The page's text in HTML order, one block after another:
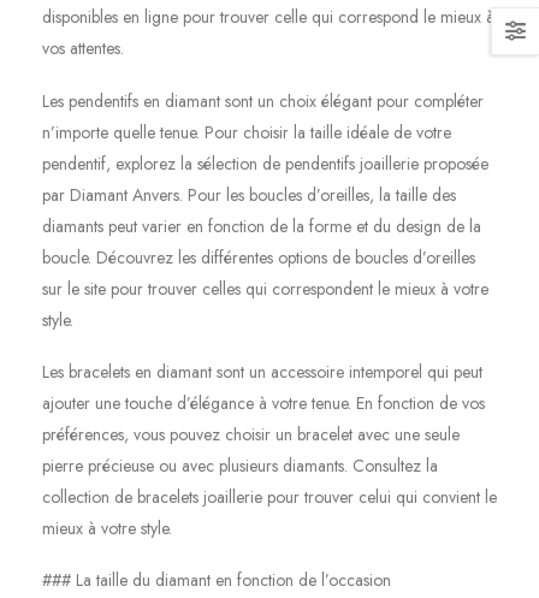
disponibles en ligne pour trouver celle qui correspond le mieux à
vos attentes.
Les pendentifs en diamant sont un choix élégant pour compléter
n’importe quelle tenue. Pour choisir la taille idéale de votre
pendentif, explorez la sélection de pendentifs joaillerie proposée
par Diamant Anvers. Pour les boucles d’oreilles, la taille des
diamants peut varier en fonction de la forme et du design de la
boucle. Découvrez les différentes options de boucles d’oreilles
sur le site pour trouver celles qui correspondent le mieux à votre
style.
Les bracelets en diamant sont un accessoire intemporel qui peut
ajouter une touche d’élégance à votre tenue. En fonction de vos
préférences, vous pouvez choisir un bracelet avec une seule
pierre précieuse ou avec plusieurs diamants. Consultez la
collection de bracelets joaillerie pour trouver celui qui convient le
mieux à votre style.
### La taille du diamant en fonction de l’occasion